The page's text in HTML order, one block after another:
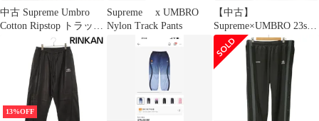
中古 Supreme Umbro
Cotton Ripstop トラック
Supreme x UMBRO
Nylon Track Pants
【中古】
Supreme×UMBRO 23ss
TRACK PANTS サイズ
M ブラック[19]
13%OFF